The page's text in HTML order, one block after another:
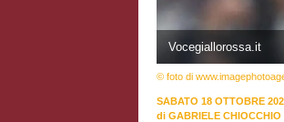
Vocegiallorossa.it
© foto di
SABATO 18 OTTOBRE
di GABRIELE CHIOCCHIO